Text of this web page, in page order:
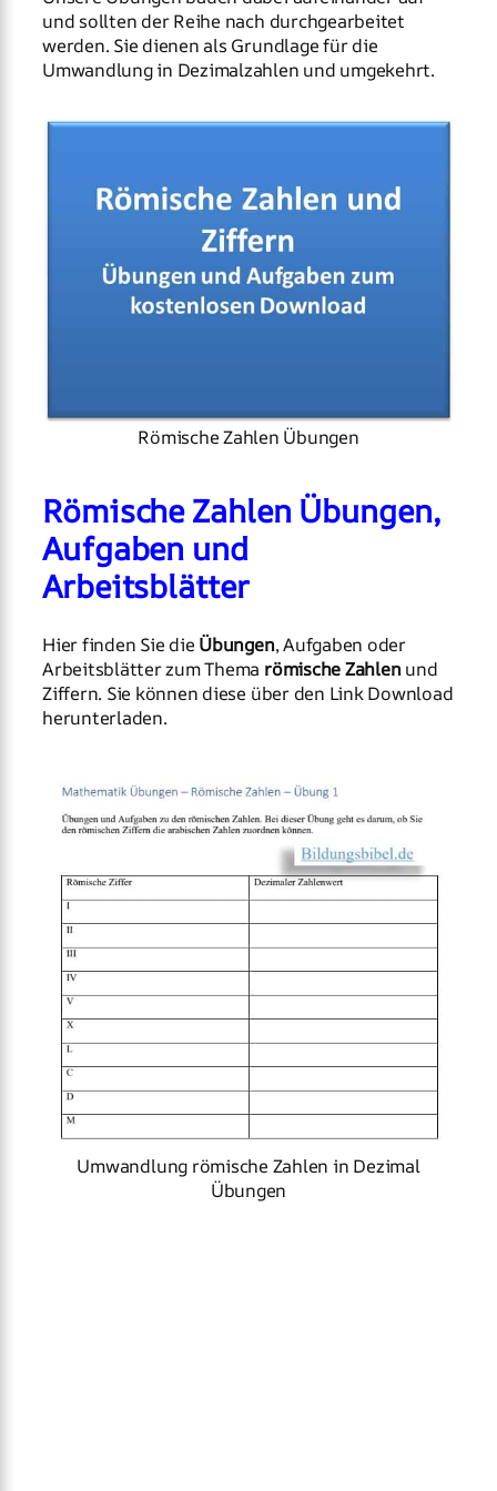
und sollten der Reihe nach durchgearbeitet
werden. Sie dienen als Grundlage für die
Umwandlung in Dezimalzahlen und umgekehrt.
Römische Zahlen Übungen
Römische Zahlen Übungen,
Aufgaben und
Arbeitsblätter
Hier finden Sie die Übungen, Aufgaben oder
Arbeitsblätter zum Thema römische Zahlenund
Ziffern. Sie können diese über den Link Download
herunterladen.
Umwandlung römische Zahlen in Dezimal
Übungen